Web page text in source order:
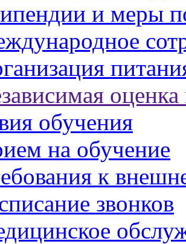
и меры
оценка
обучения
на обучение
к
звонков